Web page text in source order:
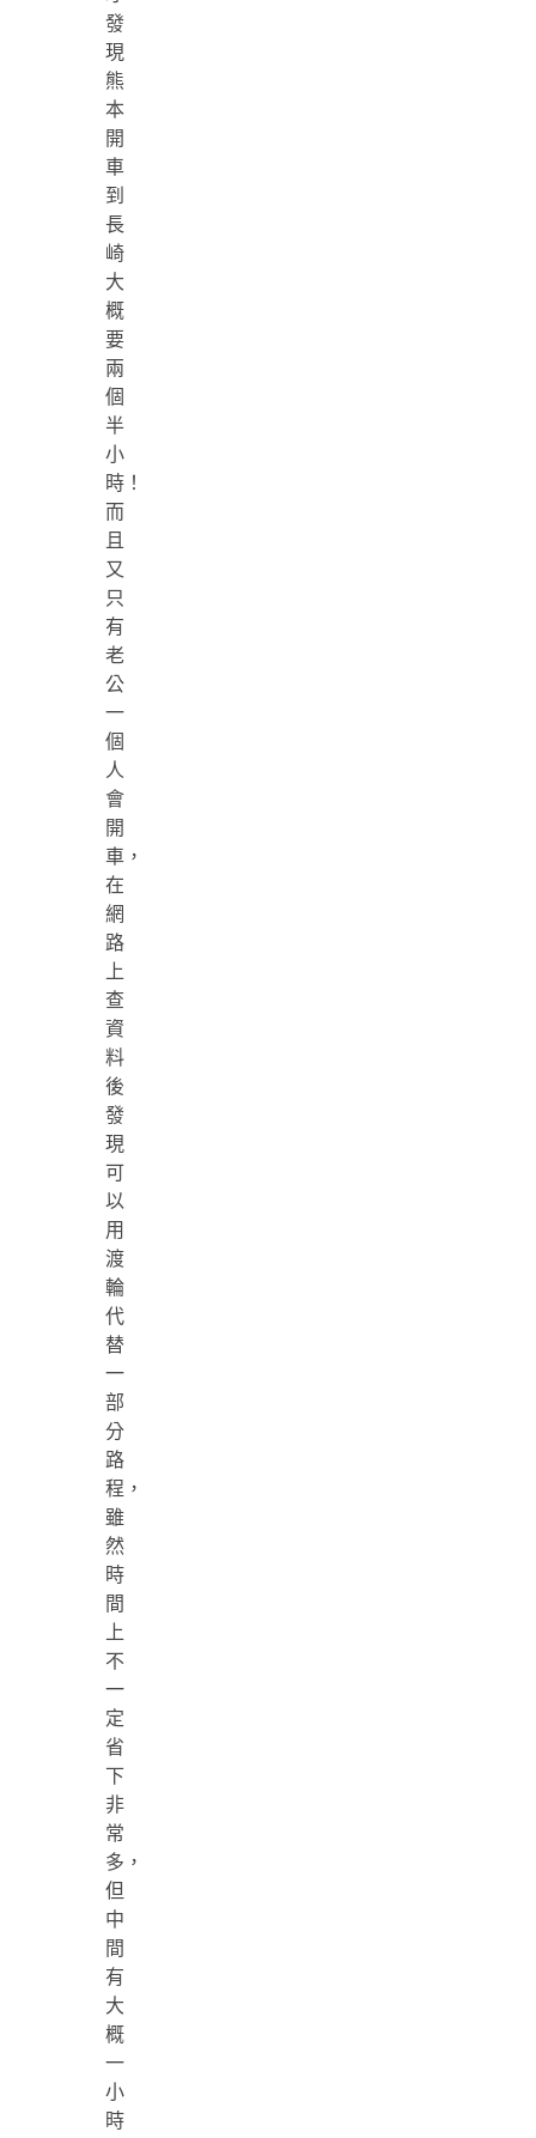
發
現
熊
本
開
車
到
長
崎
大
概
要
兩
個
半
小
時！
而
且
又
只
有
老
公
一
個
人
會
開
車，
在
網
路
上
查
資
料
後
發
現
可
以
用
渡
輪
代
替
一
部
分
路
程，
雖
然
時
間
上
不
一
定
省
下
非
常
多，
但
中
間
有
大
概
一
小
時